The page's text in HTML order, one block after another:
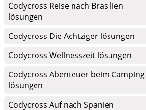
Codycross Reise nach Brasilien
lösungen
Codycross Die Achtziger lösungen
Codycross Wellnesszeit lösungen
Codycross Abenteuer beim Camping
lösungen
Codycross Auf nach Spanien